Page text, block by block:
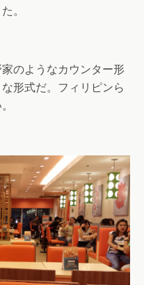
。
のようなカウンター形
形式だ。フィリピンら